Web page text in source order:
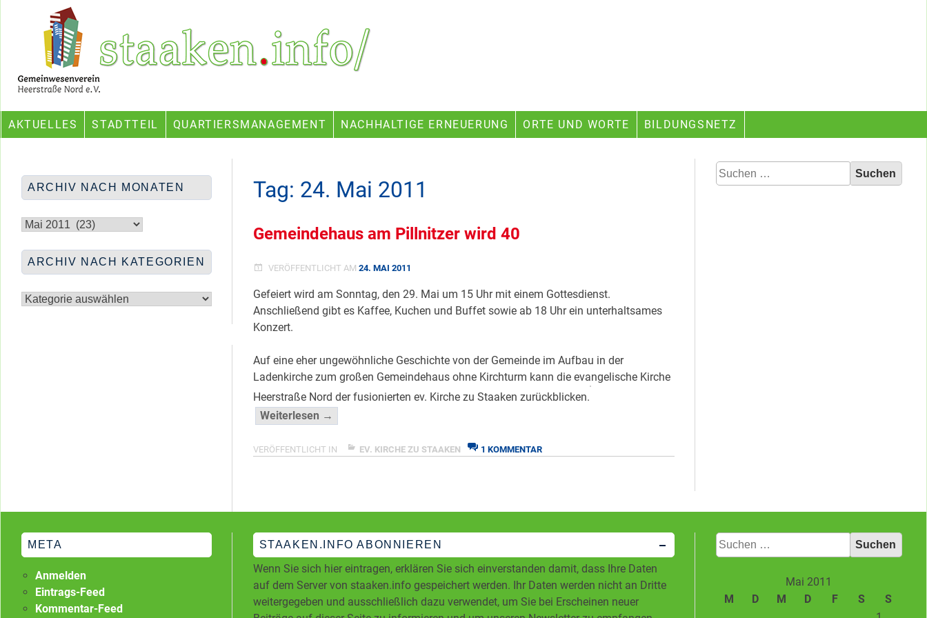
Ein Projekt des Gemeinwesenvereins Heerstraße Nord
AKTUELLES STADTTEIL QUARTIERSMANAGEMENT NACHHALTIGE ERNEUERUNG ORTE UND WORTE BILDUNGSNETZ
Tag: 24. Mai 2011
Gemeindehaus am Pillnitzer wird 40
VERÖFFENTLICHT AM 24. MAI 2011
Gefeiert wird am Sonntag, den 29. Mai um 15 Uhr mit einem Gottesdienst.
Anschließend gibt es Kaffee, Kuchen und Buffet sowie ab 18 Uhr ein unterhaltsames
Konzert.
Auf eine eher ungewöhnliche Geschichte von der Gemeinde im Aufbau in der
Ladenkirche zum großen Gemeindehaus ohne Kirchturm kann die evangelische Kirche
Heerstraße Nord der fusionierten ev. Kirche zu Staaken zurückblicken.
Weiterlesen →
Pillnitzer
VERÖFFENTLICHT IN EV. KIRCHE ZU STAAKEN 1 KOMMENTARZU
40
ARCHIV NACH MONATEN
nach
ARCHIV NACH KATEGORIEN
nach
Suchen
nach:
STAAKEN.INFO ABONNIEREN
Wenn Sie sich hier eintragen, erklären Sie sich einverstanden damit, dass Ihre Daten
auf dem Server von staaken.info gespeichert werden. Ihr Daten werden nicht an Dritte
weitergegeben und ausschließlich dazu verwendet, um Sie bei Erscheinen neuer
META
Anmelden
Eintrags-Feed
Kommentar-Feed
Suchen
nach:
Mai 2011
M
D M D F S
S